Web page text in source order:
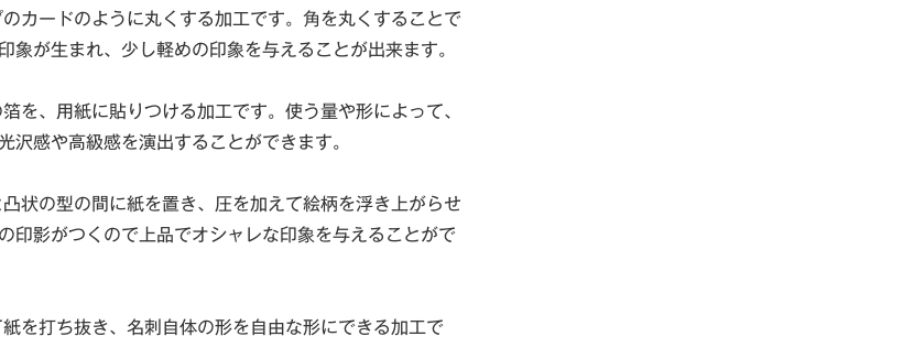
カードのように丸くする加工です。角を丸くすることで
象が生まれ、少し軽めの印象を与えることが出来ます。
を、用紙に貼りつける加工です。使う量や形によって、
沢感や高級感を演出することができます。
状の型の間に紙を置き、圧を加えて絵柄を浮き上がらせ
印影がつくので上品でオシャレな印象を与えることがで
を打ち抜き、名刺自体の形を自由な形にできる加工で